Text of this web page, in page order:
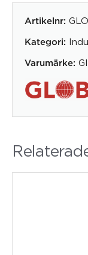
Artikelnr:
Kategori:
Varumärke: